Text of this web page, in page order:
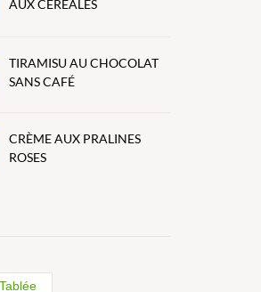
AUX CÉRÉALES
TIRAMISU AU CHOCOLAT
SANS CAFÉ
CRÈME AUX PRALINES
ROSES